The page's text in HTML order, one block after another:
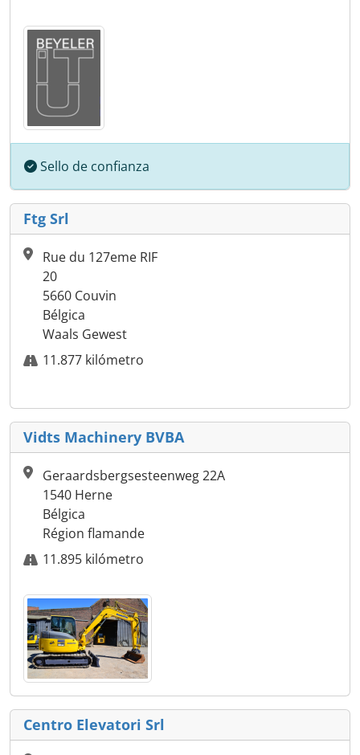
Sello de confianza
Ftg Srl
Rue du 127eme RIF
20
5660 Couvin
Bélgica
Waals Gewest
11.877 kilómetro
Vidts Machinery BVBA
Geraardsbergsesteenweg 22A
1540 Herne
Bélgica
Région flamande
11.895 kilómetro
Centro Elevatori Srl